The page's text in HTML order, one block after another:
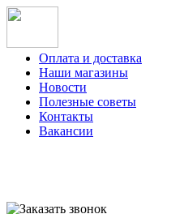
Оплата и доставка
Наши магазины
Новости
Полезные советы
Контакты
Вакансии